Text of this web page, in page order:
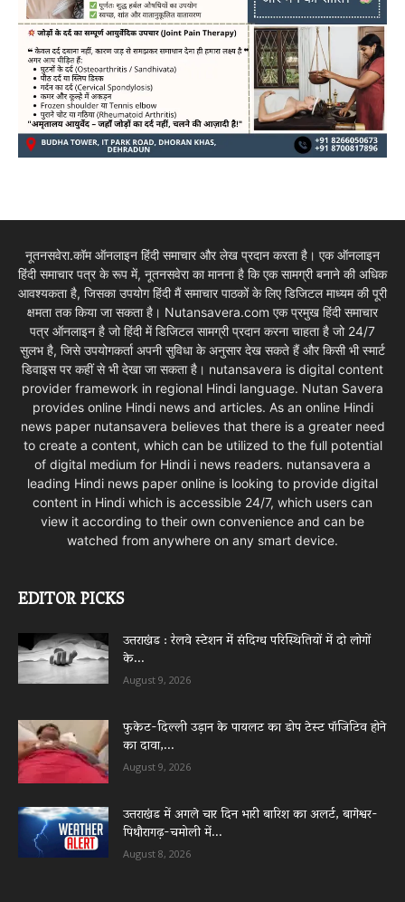
नूतनसवेरा.कॉम ऑनलाइन हिंदी समाचार और लेख प्रदान करता है। एक ऑनलाइन
हिंदी समाचार पत्र के रूप में, नूतनसवेरा का मानना है कि एक सामग्री बनाने की अधिक
आवश्यकता है, जिसका उपयोग हिंदी मैं समाचार पाठकों के लिए डिजिटल माध्यम की पूरी
क्षमता तक किया जा सकता है। Nutansavera.com एक प्रमुख हिंदी समाचार
पत्र ऑनलाइन है जो हिंदी में डिजिटल सामग्री प्रदान करना चाहता है जो 24/7
सुलभ है, जिसे उपयोगकर्ता अपनी सुविधा के अनुसार देख सकते हैं और किसी भी स्मार्ट
डिवाइस पर कहीं से भी देखा जा सकता है। nutansavera is digital content
provider framework in regional Hindi language. Nutan Savera
provides online Hindi news and articles. As an online Hindi
news paper nutansavera believes that there is a greater need
to create a content, which can be utilized to the full potential
of digital medium for Hindi i news readers. nutansavera a
leading Hindi news paper online is looking to provide digital
content in Hindi which is accessible 24/7, which users can
view it according to their own convenience and can be
watched from anywhere on any smart device.
EDITOR PICKS
उत्तराखंड : रेलवे स्टेशन में संदिग्ध परिस्थितियों में दो लोगों
के...
August 9, 2026
फुकेट-दिल्ली उड़ान के पायलट का डोप टेस्ट पॉजिटिव होने
का दावा,...
August 9, 2026
उत्तराखंड में अगले चार दिन भारी बारिश का अलर्ट, बागेश्वर-
पिथौरागढ़-चमोली में...
August 8, 2026